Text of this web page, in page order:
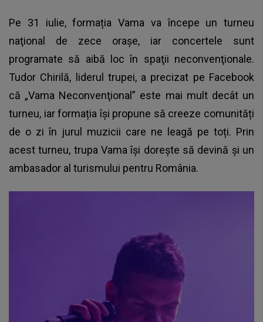
Pe 31 iulie, formația Vama va începe un turneu
naţional de zece oraşe, iar concertele sunt
programate să aibă loc în spaţii neconvenţionale.
Tudor Chirilă, liderul trupei, a precizat pe Facebook
că „Vama Neconvenţional” este mai mult decât un
turneu, iar formația își propune să creeze comunități
de o zi în jurul muzicii care ne leagă pe toți. Prin
acest turneu, trupa Vama își dorește să devină și un
ambasador al turismului pentru România.